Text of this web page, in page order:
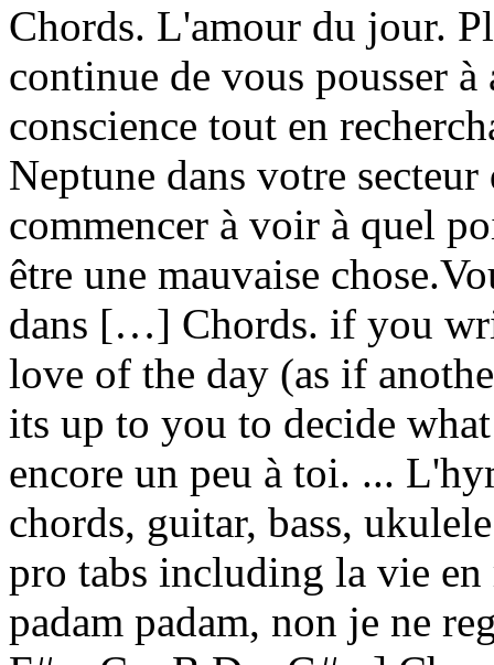
Chords. L'amour du jour.
continue de vous pousser
conscience tout en
Neptune dans votre
commencer à voir à quel
être une mauvaise
dans […] Chords. if you
love of the day (as if
its up to you to decide
encore un peu à toi. ...
chords, guitar, bass,
pro tabs including la vie
padam padam, non je ne